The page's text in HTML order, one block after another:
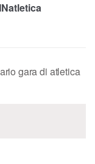
gara di atletica